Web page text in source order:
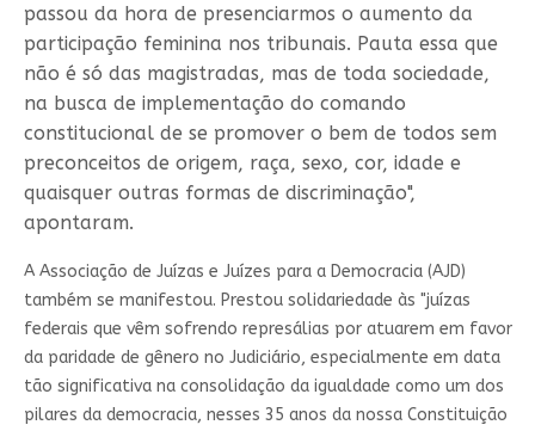
passou da hora de presenciarmos o aumento da
participação feminina nos tribunais. Pauta essa que
não é só das magistradas, mas de toda sociedade,
na busca de implementação do comando
constitucional de se promover o bem de todos sem
preconceitos de origem, raça, sexo, cor, idade e
quaisquer outras formas de discriminação",
apontaram.
A Associação de Juízas e Juízes para a Democracia (AJD)
também se manifestou. Prestou solidariedade às "juízas
federais que vêm sofrendo represálias por atuarem em favor
da paridade de gênero no Judiciário, especialmente em data
tão significativa na consolidação da igualdade como um dos
pilares da democracia, nesses 35 anos da nossa Constituição